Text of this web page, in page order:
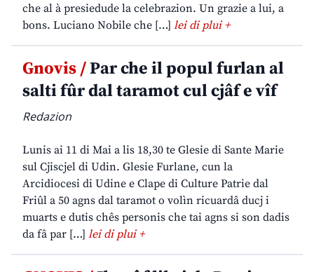
che al à presiedude la celebrazion. Un grazie a lui, a
bons. Luciano Nobile che […] lei di plui +
Gnovis /Par che il popul furlan al
salti fûr dal taramot cul cjâf e vîf
Redazion
Lunis ai 11 di Mai a lis 18,30 te Glesie di Sante Marie
sul Cjiscjel di Udin. Glesie Furlane, cun la
Arcidiocesi di Udine e Clape di Culture Patrie dal
Friûl a 50 agns dal taramot o volìn ricuardâ ducj i
muarts e dutis chês personis che tai agns si son dadis
da fâ par […] lei di plui +